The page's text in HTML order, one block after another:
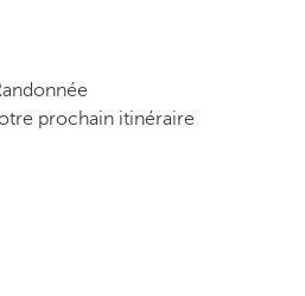
prochain itinéraire